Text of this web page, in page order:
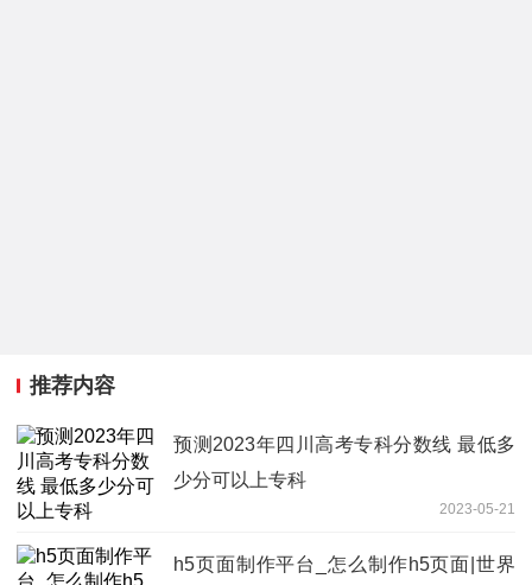
推荐内容
预测2023年四川高考专科分数线 最低多
少分可以上专科
2023-05-21
h5页面制作平台_怎么制作h5页面|世界